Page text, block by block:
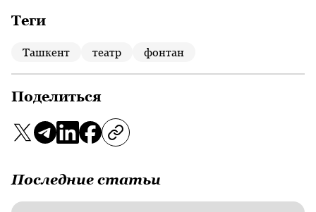
Теги
Ташкент театр фонтан
Поделиться
Последние статьи